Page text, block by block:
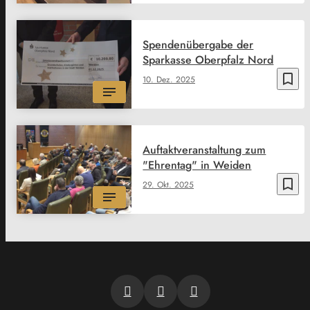
bookmark_border
10. Dez. 2025
Spendenübergabe der
Sparkasse Oberpfalz Nord
bookmark_border
29. Okt. 2025
Auftaktveranstaltung zum
"Ehrentag" in Weiden